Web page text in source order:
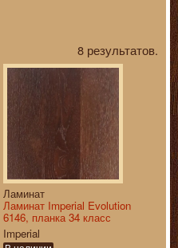
8 результатов.
Ламинат
Ламинат Imperial Evolution
6146, планка 34 класс
Imperial